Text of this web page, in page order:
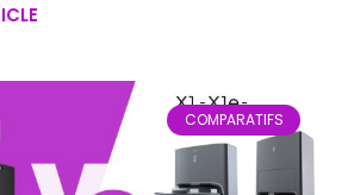
COMPARATIFS